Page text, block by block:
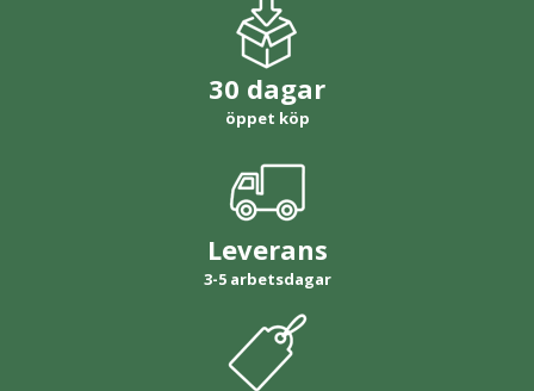
30 dagar
öppet köp
Leverans
3-5 arbetsdagar